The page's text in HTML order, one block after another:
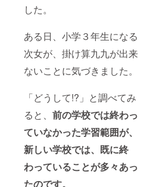
した。
ある日、小学３年生になる
次女が、掛け算九九が出来
ないことに気づきました。
「どうして!?」と調べてみ
ると、 前の学校では終わっ
ていなかった学習範囲が、
新しい学校では、既に終
わっていることが多々あっ
たのです。